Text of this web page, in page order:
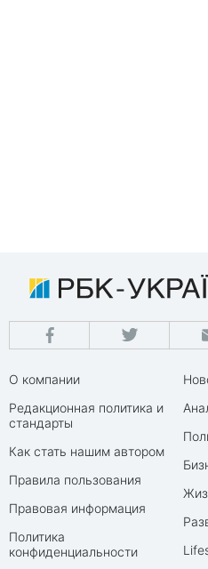
О компании
Редакционная политика и
стандарты
Как стать нашим автором
Правила пользования
Правовая информация
Политика
конфиденциальности